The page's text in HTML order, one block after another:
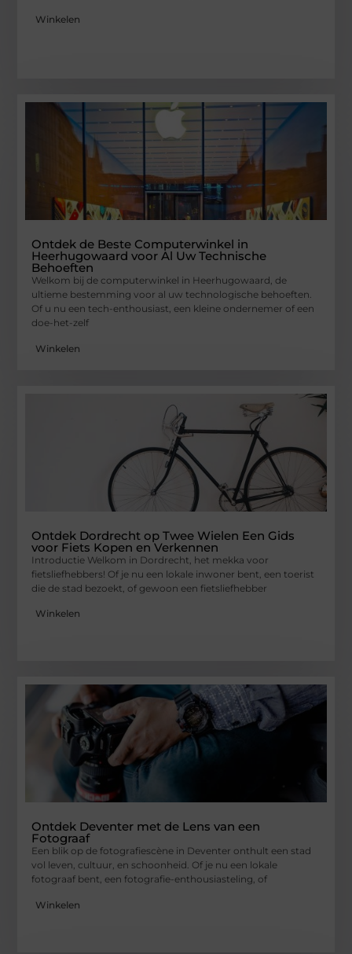
Winkelen
Ontdek de Beste Computerwinkel in
Heerhugowaard voor Al Uw Technische
Behoeften
Welkom bij de computerwinkel in Heerhugowaard, de
ultieme bestemming voor al uw technologische behoeften.
Of u nu een tech-enthousiast, een kleine ondernemer of een
doe-het-zelf
Winkelen
Ontdek Dordrecht op Twee Wielen Een Gids
voor Fiets Kopen en Verkennen
Introductie Welkom in Dordrecht, het mekka voor
fietsliefhebbers! Of je nu een lokale inwoner bent, een toerist
die de stad bezoekt, of gewoon een fietsliefhebber
Winkelen
Ontdek Deventer met de Lens van een
Fotograaf
Een blik op de fotografiescène in Deventer onthult een stad
vol leven, cultuur, en schoonheid. Of je nu een lokale
fotograaf bent, een fotografie-enthousiasteling, of
Winkelen